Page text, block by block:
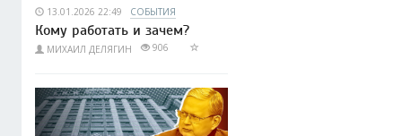
13.01.2026 22:49 СОБЫТИЯ
Кому работать и зачем?
МИХАИЛ ДЕЛЯГИН 906